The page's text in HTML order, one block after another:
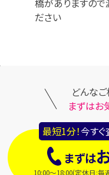
橋がありますので
ださい
どんなご
まずはお
最短1分！今す
まずは
10:00～18:00(定休日:毎